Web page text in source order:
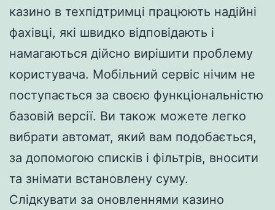
казино в техпідтримці працюють надійні
фахівці, які швидко відповідають і
намагаються дійсно вирішити проблему
користувача. Мобільний сервіс нічим не
поступається за своєю функціональністю
базовій версії. Ви також можете легко
вибрати автомат, який вам подобається,
за допомогою списків і фільтрів, вносити
та знімати встановлену суму.
Слідкувати за оновленнями казино